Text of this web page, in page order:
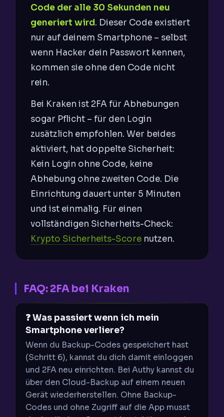
Code der alle 30 Sekunden neu
generiert wird. Dieser Code existiert
nur auf deinem Smartphone – selbst
wenn Hacker dein Passwort kennen,
kommen sie ohne den Code nicht
rein.
Bei Kraken ist 2FA für Abhebungen
sogar Pflicht – für den Login
zusätzlich empfohlen. Wer beides
aktiviert, hat doppelte Sicherheit:
Kein Login ohne Code, keine
Abhebung ohne zweiten Code. Die
Einrichtung dauert unter 5 Minuten
und ist einmalig. Für einen
vollständigen Sicherheits-Check:
Krypto Sicherheits-Score nutzen.
FAQ: 2FA bei Kraken
❓ Was passiert wenn ich mein
Smartphone verliere?
Wenn du Backup-Codes gespeichert hast
(Schritt 6), kannst du dich damit einloggen
und 2FA neu einrichten. Bei Authy kannst du
über den Cloud-Backup auf einem neuen
Gerät wiederherstellen. Ohne Backup-
Codes und ohne Zugriff auf die App musst